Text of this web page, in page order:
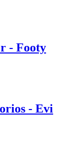
- Footy
- Evi